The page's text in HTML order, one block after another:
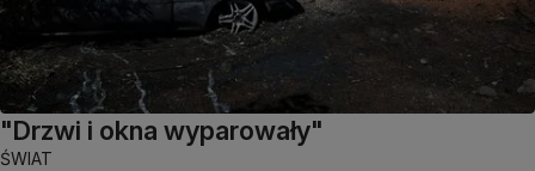
"Drzwi i okna wyparowały"
ŚWIAT